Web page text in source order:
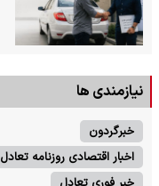
نیازمندی ها
خبرگردون
اخبار اقتصادی روزنامه تعادل